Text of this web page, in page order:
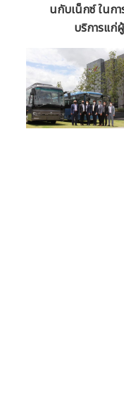
นกับเน็กซ์ ในกา
บริการแก่